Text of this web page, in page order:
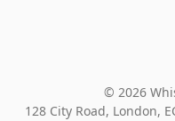
© 2026
128 City Road, London,